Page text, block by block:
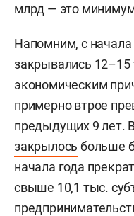
млрд — это
Напомним, с
закрывались 12–15
экономическим
примерно втрое
предыдущих 9 лет.
закрылось больше
начала года
свыше 10,1 тыс.